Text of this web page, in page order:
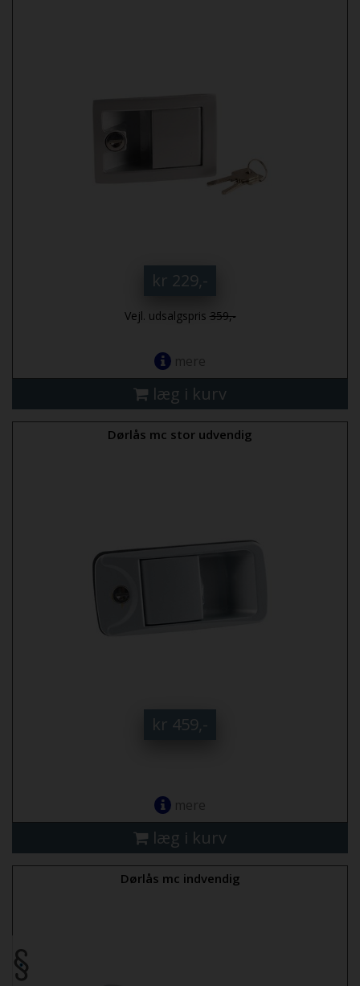
kr 229,-
Vejl. udsalgspris 359,-
mere
læg i kurv
Dørlås mc stor udvendig
kr 459,-
mere
læg i kurv
Dørlås mc indvendig